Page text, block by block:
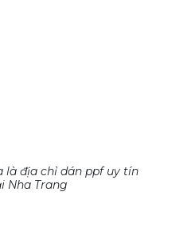
là địa chỉ dán ppf uy tín
Nha Trang